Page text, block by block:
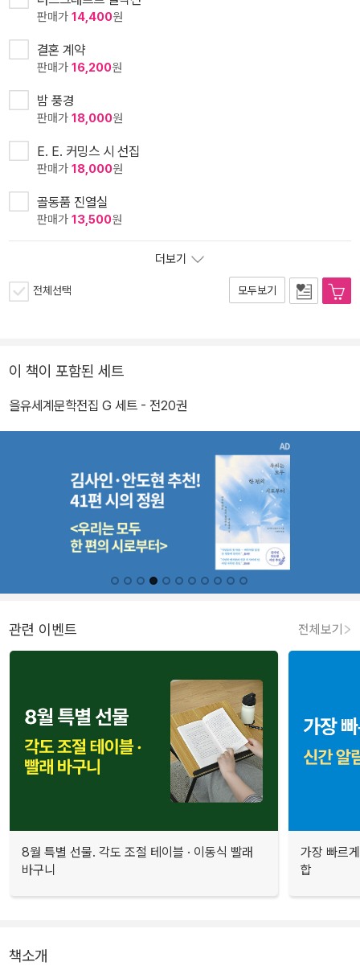
판매가 14,400원
결혼 계약
판매가 16,200원
밤 풍경
판매가 18,000원
E. E. 커밍스 시 선집
판매가 18,000원
골동품 진열실
판매가 13,500원
더보기
전체선택 모두보기
이 책이 포함된 세트
을유세계문학전집 G 세트 - 전20권
관련 이벤트 전체보기
8월 특별 선물. 각도 조절 테이블 · 이동식 빨래
바구니
가장 빠르
합
책소개